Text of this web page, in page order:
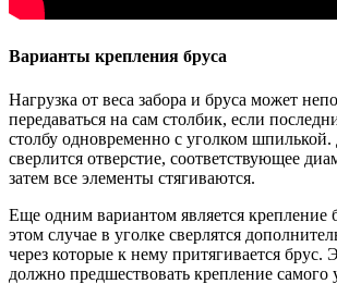
Варианты крепления бруса
Нагрузка от веса забора и бруса может
передаваться на сам столбик, если
столбу одновременно с уголком шпилькой.
сверлится отверстие, соответствующее
затем все элементы стягиваются.
Еще одним вариантом является крепление
этом случае в уголке сверлятся
через которые к нему притягивается брус.
должно предшествовать крепление самого